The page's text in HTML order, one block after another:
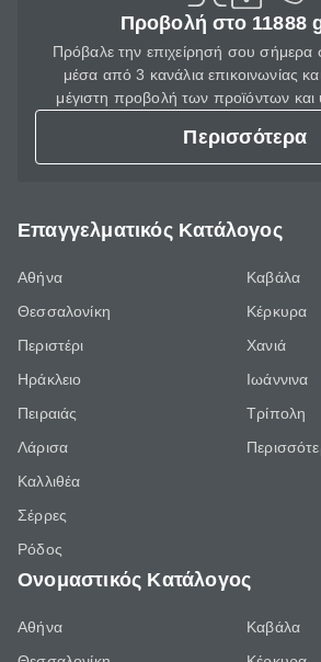
Προβολή στο 11888
Πρόβαλε την επιχείρησή σου
μέσα από 3 κανάλια επικοινωνίας
μέγιστη προβολή των προϊόντων και
Περισσότερα
Επαγγελματικός Κατάλογος
Αθήνα
Θεσσαλονίκη
Περιστέρι
Ηράκλειο
Πειραιάς
Λάρισα
Καλλιθέα
Σέρρες
Ρόδος
Καβάλα
Κέρκυρα
Χανιά
Ιωάννινα
Τρίπολη
Ονομαστικός Κατάλογος
Αθήνα
Καβάλα